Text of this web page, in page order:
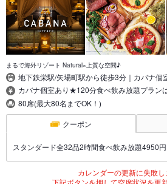
まるで海外リゾート Natural×上質な空間♪
地下鉄栄駅/矢場町駅から徒歩3分｜カバナ
カバナ個室あり★120分食べ飲み放題プラン
80席(最大80名までOK！)
クーポン
スタンダード全32品2時間食べ飲み放題4950
カレンダーの更新に失敗し
下記ボタンを押して空席状況を更